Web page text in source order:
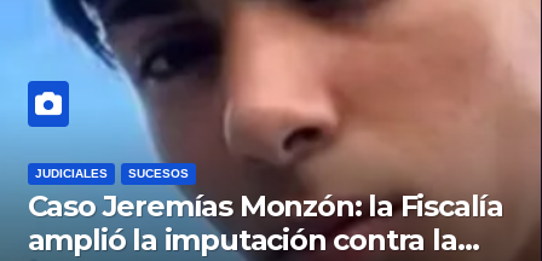
JUDICIALES SUCESOS
Caso Jeremías Monzón: la Fiscalía
amplió la imputación contra la